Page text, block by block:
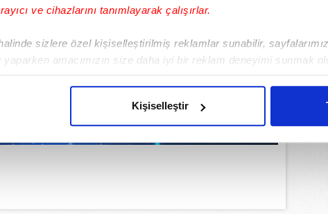
ve cihazlarını tanımlayarak çalışırlar.
sizlere özel kişiselleştirilmiş reklamlar sunabilir,
amacımızın size daha iyi bir reklam deneyimi sunmak
gelen çabayı gösterdiğimizi ve bu noktada, reklamların
bu çerezlere izin vermedikleri takdirde, kullanıcılara hedefli
yapılması, amaçlarıyla sınırlı olarak açık rızanız dahilinde
Kişiselleştir